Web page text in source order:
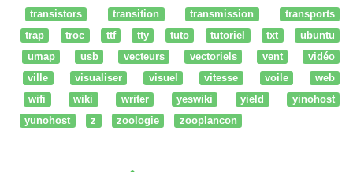
transistors
transition transmission
transports
trap
troc ttf tty tuto tutoriel txt
ubuntu
umap
usb vecteurs vectoriels vent
vidéo
ville
visualiser visuel vitesse voile
web
wifi
wiki writer yeswiki yield
yinohost
yunohost
z zoologie zooplancon